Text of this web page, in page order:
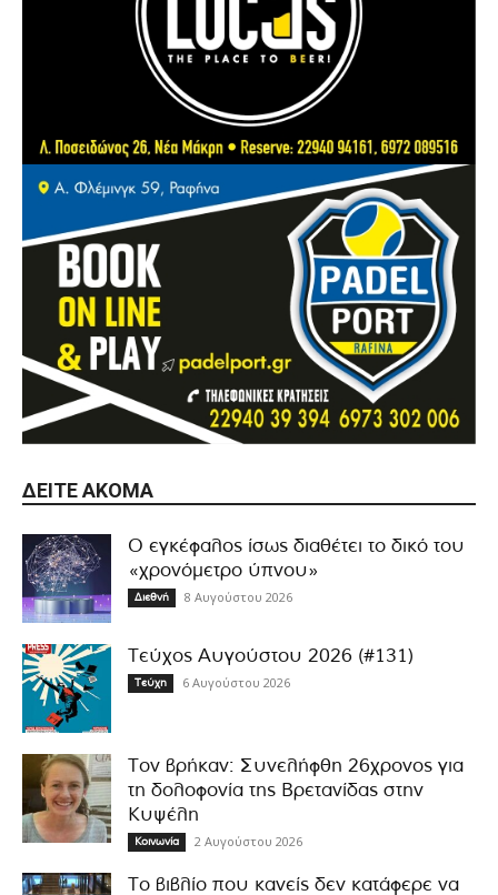
ΔΕΊΤΕ ΑΚΌΜΑ
Ο εγκέφαλος ίσως διαθέτει το δικό του
«χρονόμετρο ύπνου»
Διεθνή 8 Αυγούστου 2026
Τεύχος Αυγούστου 2026 (#131)
Τεύχη 6 Αυγούστου 2026
Τον βρήκαν: Συνελήφθη 26χρονος για
τη δολοφονία της Βρετανίδας στην
Κυψέλη
Κοινωνία 2 Αυγούστου 2026
Το βιβλίο που κανείς δεν κατάφερε να